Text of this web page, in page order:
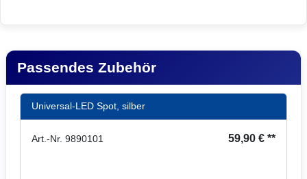
Passendes Zubehör
Universal-LED Spot, silber
Art.-Nr. 9890101 59,90 € **